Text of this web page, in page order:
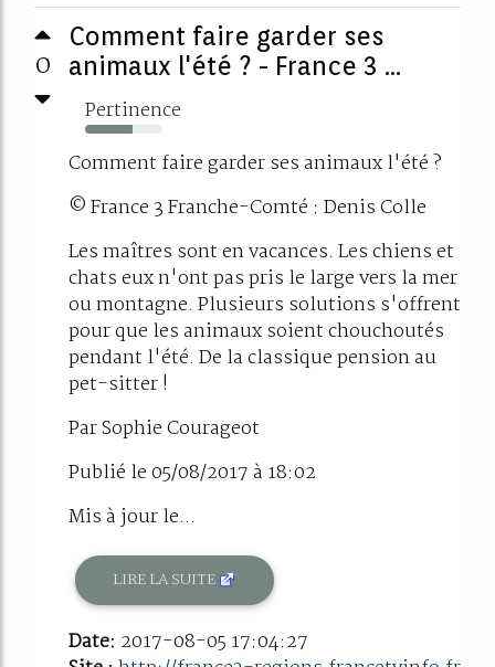
0
Comment faire garder ses
animaux l'été ? - France 3 ...
Pertinence
61%
Comment faire garder ses animaux l'été ?
© France 3 Franche-Comté : Denis Colle
Les maîtres sont en vacances. Les chiens et
chats eux n'ont pas pris le large vers la mer
ou montagne. Plusieurs solutions s'offrent
pour que les animaux soient chouchoutés
pendant l'été. De la classique pension au
pet-sitter !
Par Sophie Courageot
Publié le 05/08/2017 à 18:02
Mis à jour le...
LIRE LA SUITE
Date: 2017-08-05 17:04:27